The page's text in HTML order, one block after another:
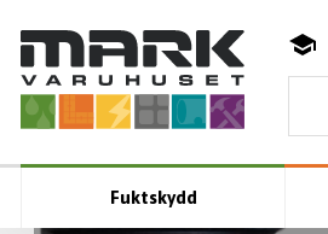
Fuktskydd